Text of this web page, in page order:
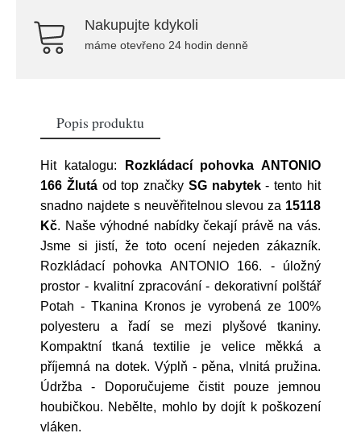
Nakupujte kdykoli
máme otevřeno 24 hodin denně
Popis produktu
Hit katalogu:
Rozkládací pohovka ANTONIO
166 Žlutáod top značky SG nabytek- tento hit
snadno najdete s neuvěřitelnou slevou za 15118
Kč. Naše výhodné nabídky čekají právě na vás.
Jsme si jistí, že toto ocení nejeden zákazník.
Rozkládací pohovka ANTONIO 166. - úložný
prostor - kvalitní zpracování - dekorativní polštář
Potah - Tkanina Kronos je vyrobená ze 100%
polyesteru a řadí se mezi plyšové tkaniny.
Kompaktní tkaná textilie je velice měkká a
příjemná na dotek. Výplň - pěna, vlnitá pružina.
Údržba - Doporučujeme čistit pouze jemnou
houbičkou. Nebělte, mohlo by dojít k poškození
vláken.